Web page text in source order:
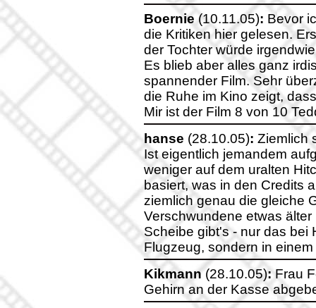
Boernie (10.11.05): Bevor
die Kritiken hier gelesen.
der Tochter würde
Es blieb aber alles ganz
spannender Film. Sehr
die Ruhe im Kino zeigt,
Mir ist der Film 8 von 10
hanse (28.10.05): Ziemlich
Ist eigentlich jemandem
weniger auf dem uralten
basiert, was in den Credits
ziemlich genau die gleiche
Verschwundene etwas
Scheibe gibt's - nur das bei
Flugzeug, sondern in
Kikmann(28.10.05): Frau
Gehirn an der Kasse